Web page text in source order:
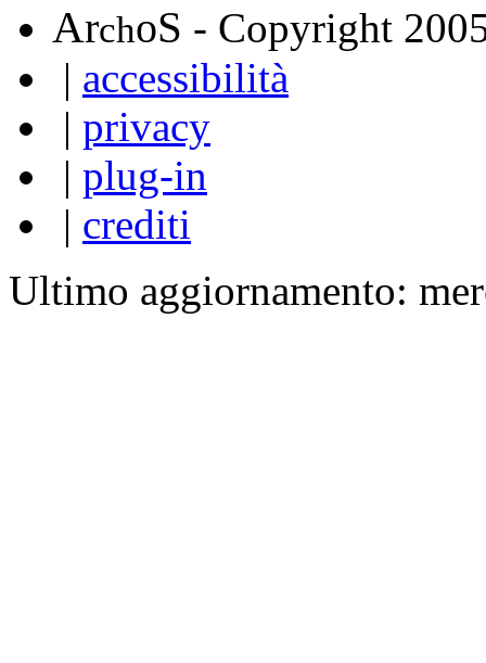
ArchoS - Copyright
| accessibilità
| privacy
| plug-in
| crediti
Ultimo aggiornamento: